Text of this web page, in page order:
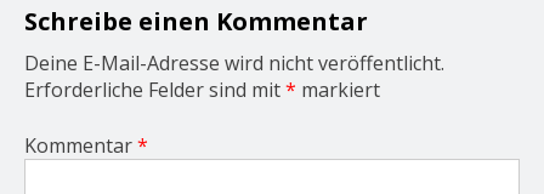
o
n
Schreibe einen Kommentar
Deine E-Mail-Adresse wird nicht veröffentlicht.
Erforderliche Felder sind mit* markiert
Kommentar*